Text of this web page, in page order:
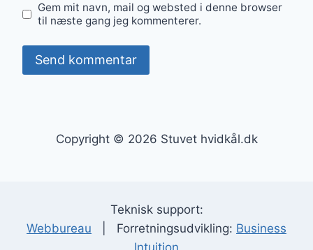
Gem mit navn, mail og websted i denne browser
til næste gang jeg kommenterer.
Copyright © 2026 Stuvet hvidkål.dk
Teknisk support:
Webbureau | Forretningsudvikling: Business